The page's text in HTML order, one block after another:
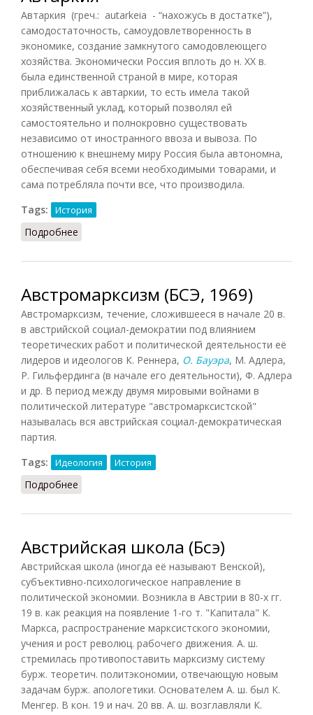
Автаркия (греч.: autarkeia - “нахожусь в достатке”),
самодостаточность, самоудовлетворенность в
экономике, создание замкнутого самодовлеющего
хозяйства. Экономически Россия вплоть до н. XX в.
была единственной страной в мире, которая
приближалась к автаркии, то есть имела такой
хозяйственный уклад, который позволял ей
самостоятельно и полнокровно существовать
независимо от иностранного ввоза и вывоза. По
отношению к внешнему миру Россия была автономна,
обеспечивая себя всеми необходимыми товарами, и
сама потребляла почти все, что производила.
Tags:
История
Подробнее
Австромарксизм (БСЭ, 1969)
Австромарксизм, течение, сложившееся в начале 20 в.
в австрийской социал-демократии под влиянием
теоретических работ и политической деятельности её
лидеров и идеологов К. Реннера, О. Бауэра, М. Адлера,
Р. Гильфердинга (в начале его деятельности), Ф. Адлера
и др. В период между двумя мировыми войнами в
политической литературе "австромарксистской"
называлась вся австрийская социал-демократическая
партия.
Tags:
Идеология История
Подробнее
Австрийская школа (Бсэ)
Австрийская школа (иногда её называют Венской),
субъективно-психологическое направление в
политической экономии. Возникла в Австрии в 80-х гг.
19 в. как реакция на появление 1-го т. "Капитала" К.
Маркса, распространение марксистского экономии,
учения и рост революц. рабочего движения. А. ш.
стремилась противопоставить марксизму систему
бурж. теоретич. политэкономии, отвечающую новым
задачам бурж. апологетики. Основателем А. ш. был К.
Менгер. В кон. 19 и нач. 20 вв. А. ш. возглавляли К.